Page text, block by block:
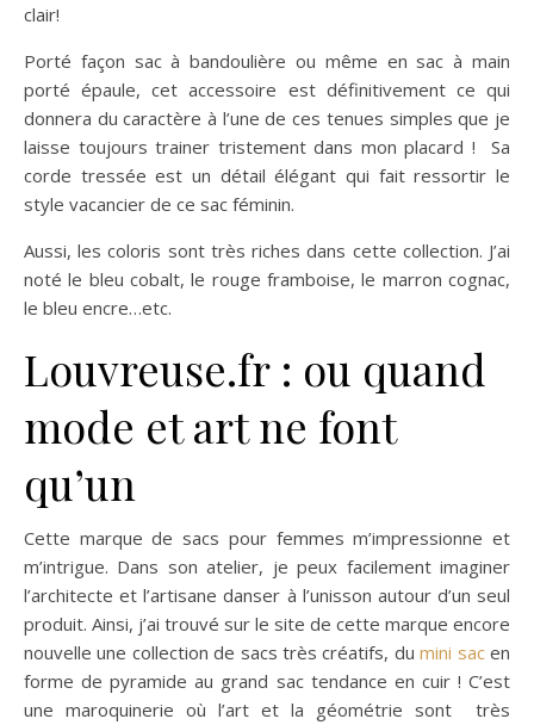
clair!
Porté façon sac à bandoulière ou même en sac à main
porté épaule, cet accessoire est définitivement ce qui
donnera du caractère à l’une de ces tenues simples que je
laisse toujours trainer tristement dans mon placard ! Sa
corde tressée est un détail élégant qui fait ressortir le
style vacancier de ce sac féminin.
Aussi, les coloris sont très riches dans cette collection. J’ai
noté le bleu cobalt, le rouge framboise, le marron cognac,
le bleu encre…etc.
Louvreuse.fr : ou quand
mode et art ne font
qu’un
Cette marque de sacs pour femmes m’impressionne et
m’intrigue. Dans son atelier, je peux facilement imaginer
l’architecte et l’artisane danser à l’unisson autour d’un seul
produit. Ainsi, j’ai trouvé sur le site de cette marque encore
nouvelle une collection de sacs très créatifs, dumini sacen
forme de pyramide au grand sac tendance en cuir ! C’est
une maroquinerie où l’art et la géométrie sont très